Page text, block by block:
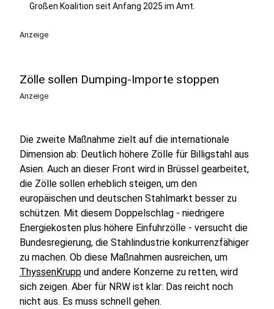
Großen Koalition seit Anfang 2025 im Amt.
Anzeige
Zölle sollen Dumping-Importe stoppen
Anzeige
Die zweite Maßnahme zielt auf die internationale
Dimension ab: Deutlich höhere Zölle für Billigstahl aus
Asien. Auch an dieser Front wird in Brüssel gearbeitet,
die Zölle sollen erheblich steigen, um den
europäischen und deutschen Stahlmarkt besser zu
schützen. Mit diesem Doppelschlag - niedrigere
Energiekosten plus höhere Einfuhrzölle - versucht die
Bundesregierung, die Stahlindustrie konkurrenzfähiger
zu machen. Ob diese Maßnahmen ausreichen, um
ThyssenKrupp und andere Konzerne zu retten, wird
sich zeigen. Aber für NRW ist klar: Das reicht noch
nicht aus. Es muss schnell gehen.